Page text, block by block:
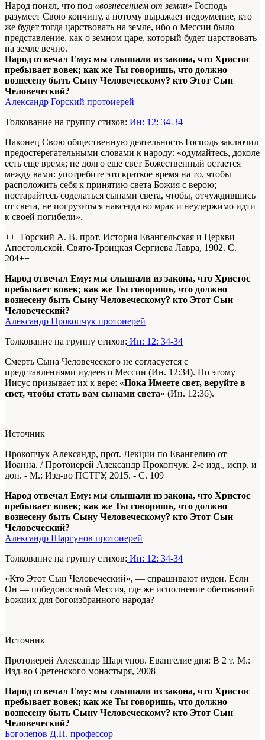
Народ понял, что под «вознесением от земли» Господь
разумеет Свою кончину, а потому выражает недоумение, кто
же будет тогда царствовать на земле, ибо о Мессии было
представление, как о земном царе, который будет царствовать
на земле вечно.
Народ отвечал Ему: мы слышали из закона, что Христос
пребывает вовек; как же Ты говоришь, что должно
вознесену быть Сыну Человеческому? кто Этот Сын
Человеческий?
Александр Горский протоиерей
Толкование на группу стихов: Ин: 12: 34-34
Наконец Свою общественную деятельность Господь заключил
предостерегательными словами к народу: «одумайтесь, доколе
есть еще время; не долго еще свет Божественный остается
между вами: употребите это краткое время на то, чтобы
расположить себя к принятию света Божия с верою;
постарайтесь соделаться сынами света, чтобы, отчуждившись
от света, не погрузиться навсегда во мрак и неудержимо идти
к своей погибели».
+++Горский А. В. прот. История Евангельская и Церкви
Апостольской. Свято-Троицкая Сергиева Лавра, 1902. С.
204++
Народ отвечал Ему: мы слышали из закона, что Христос
пребывает вовек; как же Ты говоришь, что должно
вознесену быть Сыну Человеческому? кто Этот Сын
Человеческий?
Александр Прокопчук протоиерей
Толкование на группу стихов: Ин: 12: 34-34
Смерть Сына Человеческого не согласуется с
представлениями иудеев о Мессии (Ин. 12:34). По этому
Иисус призывает их к вере: «Пока Имеете свет, веруйте в
свет, чтобы стать вам сынами света» (Ин. 12:36).
Источник
Прокопчук Александр, прот. Лекции по Евангелию от
Иоанна. / Протоиерей Александр Прокопчук. 2-е изд., испр. и
доп. - М.: Изд-во ПСТГУ, 2015. - С. 109
Народ отвечал Ему: мы слышали из закона, что Христос
пребывает вовек; как же Ты говоришь, что должно
вознесену быть Сыну Человеческому? кто Этот Сын
Человеческий?
Александр Шаргунов протоиерей
Толкование на группу стихов: Ин: 12: 34-34
«Кто Этот Сын Человеческий», — спрашивают иудеи. Если
Он — победоносный Мессия, где же исполнение обетований
Божиих для богоизбранного народа?
Источник
Протоиерей Александр Шаргунов. Евангелие дня: В 2 т. М.:
Изд-во Сретенского монастыря, 2008
Народ отвечал Ему: мы слышали из закона, что Христос
пребывает вовек; как же Ты говоришь, что должно
вознесену быть Сыну Человеческому? кто Этот Сын
Человеческий?
Боголепов Д.П. профессор